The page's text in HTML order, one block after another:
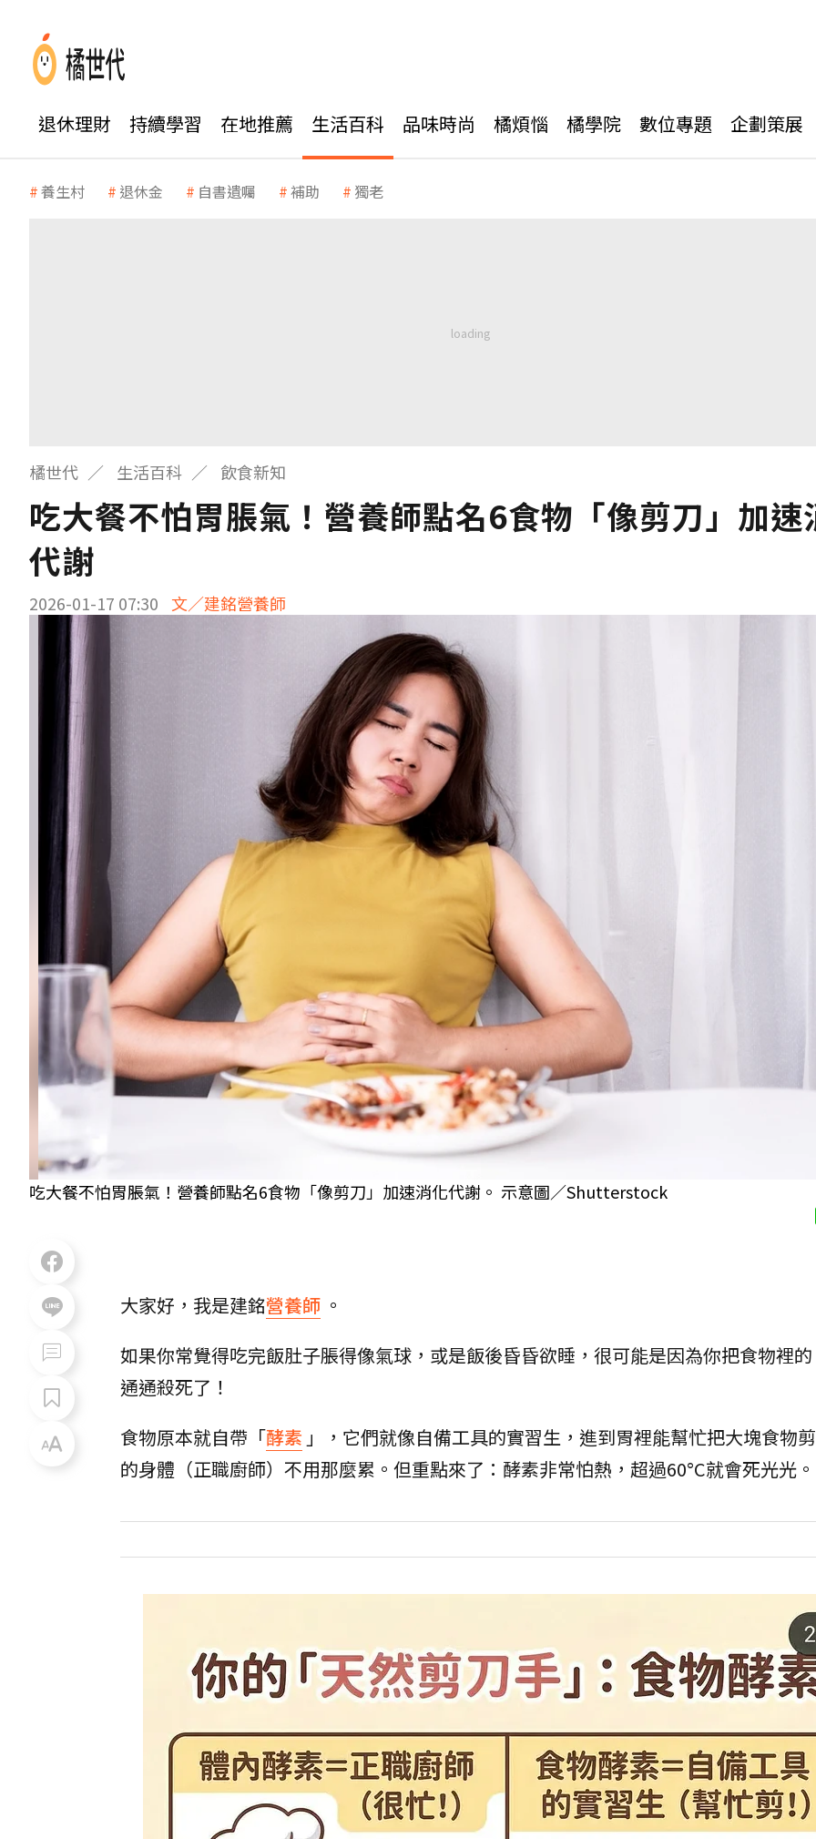
退休理財 持續學習 在地推薦 生活百科 品味時尚 橘煩惱 橘學院 數位專題 企劃策展
養生村 退休金 自書遺囑 補助 獨老
橘世代 生活百科 飲食新知
吃大餐不怕胃脹氣！營養師點名6食物「像剪刀」加速
代謝
2026-01-17 07:30 文／建銘營養師
吃大餐不怕胃脹氣！營養師點名6食物「像剪刀」加速消化代謝。 示意圖／Shutterstock
大家好，我是建銘營養師 。
如果你常覺得吃完飯肚子脹得像氣球，或是飯後昏昏欲睡，很可能是因為你把食物裡
通通殺死了！
​食物原本就自帶「酵素 」，它們就像自備工具的實習生，進到胃裡能幫忙把大塊食物
的身體（正職廚師）不用那麼累。但重點來了：酵素非常怕熱，超過60°C就會死光光。